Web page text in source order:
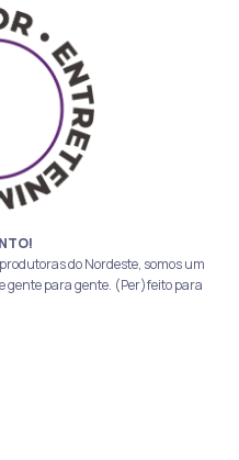
do Nordeste, somos um
gente para gente. (Per)feito para